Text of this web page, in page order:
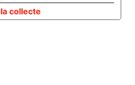
collecte